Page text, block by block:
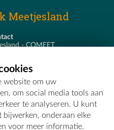
Meetjesland
- COMEET
75 96
website om uw
om social media tools aan
te analyseren. U kunt
onderaan elke
voor meer informatie.